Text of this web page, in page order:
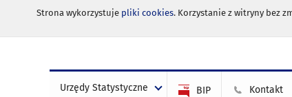
Strona wykorzystuje pliki cookies. Korzystanie z witryny bez
Urzędy Statystyczne BIP Kontakt